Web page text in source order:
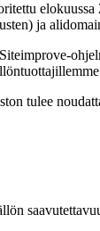
ja
tulee